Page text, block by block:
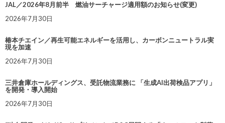
JAL／2026年8月前半 燃油サーチャージ適用額のお知らせ(変更)
2026年7月30日
椿本チエイン／再生可能エネルギーを活用し、カーボンニュートラル実
現を加速
2026年7月30日
三井倉庫ホールディングス、受託物流業務に 「生成AI出荷検品アプリ」
を開発・導入開始
2026年7月30日